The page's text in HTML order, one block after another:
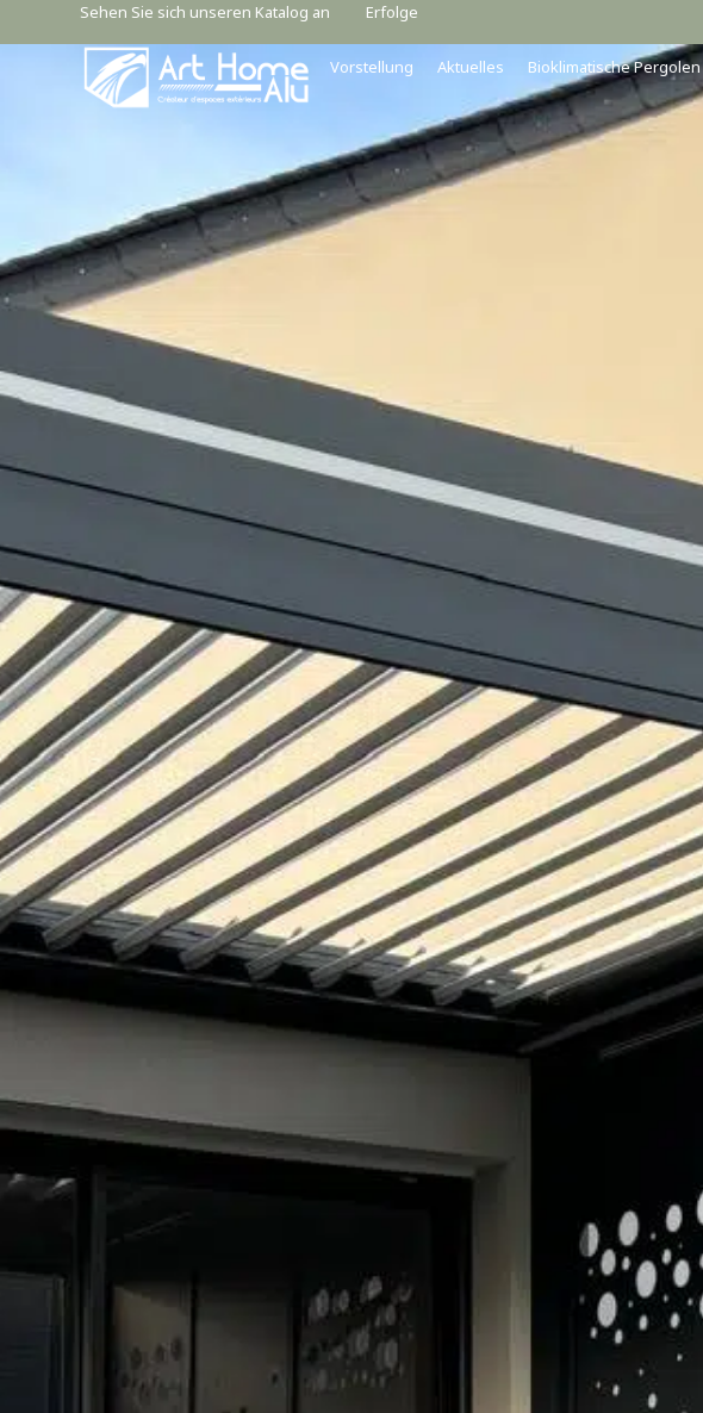
Sehen Sie sich unseren Katalog an Erfolge
Vorstellung Aktuelles Bioklimatische Pergolen